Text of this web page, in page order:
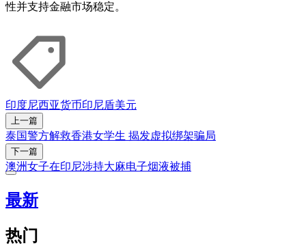
性并支持金融市场稳定。
印度尼西亚货币印尼盾美元
上一篇
泰国警方解救香港女学生 揭发虚拟绑架骗局
下一篇
澳洲女子在印尼涉持大麻电子烟液被捕
最新
热门